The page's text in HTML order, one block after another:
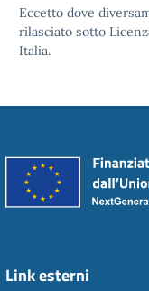
Eccetto dove
rilasciato sotto
Italia.
Link esterni